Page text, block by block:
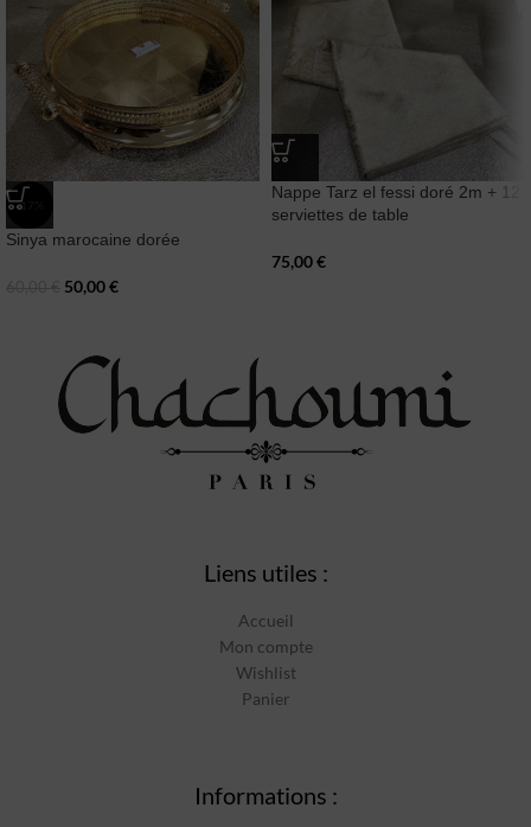
-17%
Sinya marocaine dorée
50,00€
Nappe Tarz el fessi doré 2m + 12
serviettes de table
75,00€
Liens utiles :
Accueil
Mon compte
Wishlist
Panier
Informations :